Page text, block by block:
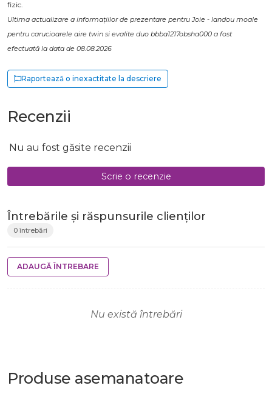
fizic.
Ultima actualizare a informațiilor de prezentare pentru Joie - landou moale
pentru carucioarele aire twin si evalite duo bbba1217obsha000 a fost
efectuată la data de 08.08.2026
Raportează o inexactitate la descriere
Recenzii
Nu au fost găsite recenzii
Scrie o recenzie
Întrebările și răspunsurile clienților
0 întrebări
ADAUGĂ ÎNTREBARE
Nu există întrebări
Produse asemanatoare